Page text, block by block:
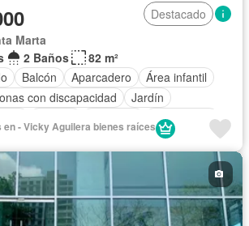
Destacado
Marta
2 Baños
82 m²
Balcón Aparcadero
Área infantil
con discapacidad
Jardín
Gas natural
Sauna
Piscina
en - Vicky Aguilera bienes raíces